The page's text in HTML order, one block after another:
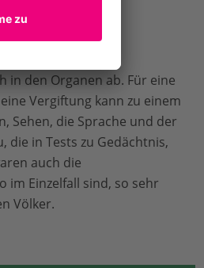
in den Organen ab. Für eine
Vergiftung kann zu einem
Sehen, die Sprache und der
die in Tests zu Gedächtnis,
auch die
im Einzelfall sind, so sehr
Völker.